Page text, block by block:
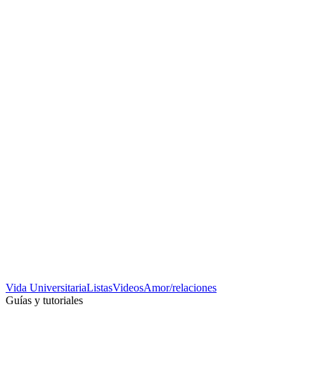
Vida UniversitariaListasVideosAmor/relaciones
Guías y tutoriales